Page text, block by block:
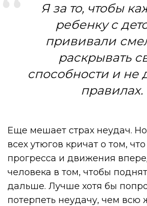
Я за то, чтобы
ребенку с
прививали
раскрывать
способности и не
правилах.
Еще мешает страх неудач.
всех утюгов кричат о том,
прогресса и движения
человека в том, чтобы
дальше. Лучше хотя бы
потерпеть неудачу, чем всю